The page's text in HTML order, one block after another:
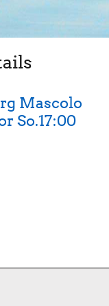
Mascolo
So.17:00